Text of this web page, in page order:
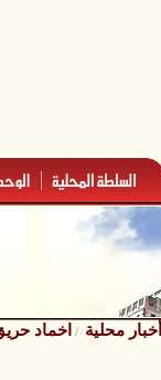
أخبار محلية / اخماد